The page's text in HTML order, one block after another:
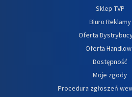
Sklep TVP
Biuro Reklamy
Oferta
Oferta
Dostępność
Moje zgody
Procedura zgłoszeń